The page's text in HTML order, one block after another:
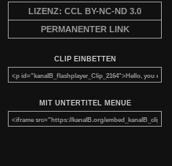
LIZENZ: CCL BY-NC-ND 3.0
PERMANENTER LINK
CLIP EINBETTEN
MIT UNTERTITEL MENUE